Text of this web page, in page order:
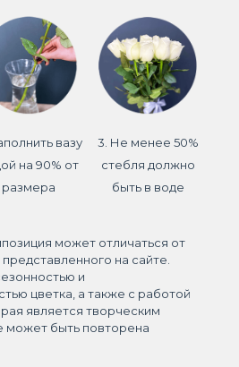
вазу
на 90% от
размера
3. Не менее 50%
стебля должно
быть в воде
может отличаться от
на сайте.
и
цветка, а также с работой
является творческим
может быть повторена